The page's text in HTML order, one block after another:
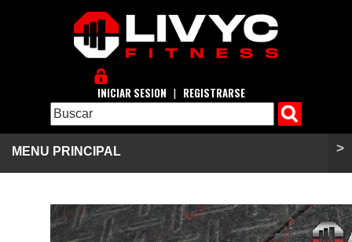
INICIAR SESION | REGISTRARSE
MENU PRINCIPAL >